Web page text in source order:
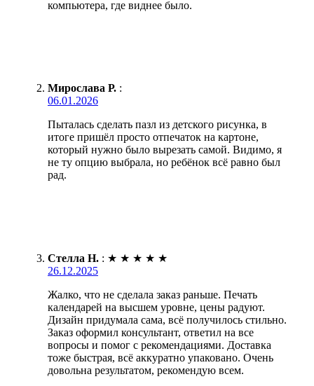
компьютера, где виднее было.
Мирослава Р. :
06.01.2026
Пыталась сделать пазл из детского рисунка, в
итоге пришёл просто отпечаток на картоне,
который нужно было вырезать самой. Видимо, я
не ту опцию выбрала, но ребёнок всё равно был
рад.
Стелла Н. : ★ ★ ★ ★ ★
26.12.2025
Жалко, что не сделала заказ раньше. Печать
календарей на высшем уровне, цены радуют.
Дизайн придумала сама, всё получилось стильно.
Заказ оформил консультант, ответил на все
вопросы и помог с рекомендациями. Доставка
тоже быстрая, всё аккуратно упаковано. Очень
довольна результатом, рекомендую всем.